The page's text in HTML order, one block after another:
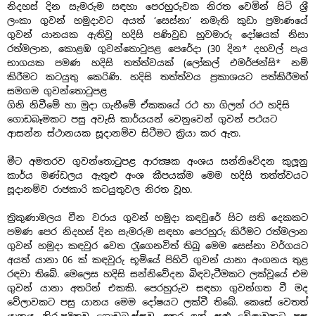
නිදහස් දින සැමරුම සඳහා පෙරහුරුවක නිරත වෙමින් සිටි ශ‍්‍රී
ලංකා ගුවන් හමුදාවට අයත් ‘සෙස්නා’ නමැති කුඩා ප‍්‍රමාණයේ
ගුවන් යානයක ඇතිවූ හදිසි පණිවුඩ හුවමාරු දෝෂයක් නිසා
රත්මලාන, කොළඹ ගුවන්තොටුපළ පෙරේදා (30 දින* දහවල් පැය
භාගයක පමණ හදිසි තත්ත්වයක් (ලෝකල් එමර්ජන්සි* නම්
කිරීමට කටයුතු කෙරිණි. හදිසි තත්ත්වය ප‍්‍රකාශයට පත්කිරීමත්
සමගම ගුවන්තොටුපළ
ගිනි නිවීමේ හා මුදා ගැනීමේ ඒකකයේ රථ හා ගිලන් රථ හදිසි
ගොඩබෑමකට පසු අවැසි කාර්යයන් වෙනුවෙන් ගුවන් පථයට
ආසන්න ස්ථානයක සූදානම්ව සිටීමට ක‍්‍රියා කර ඇත.
මීට අමතරව ගුවන්තොටුපළ ආරක්‍ෂක අංශය සන්නිවේදන කුලූනු
කාර්ය මණ්ඩලය ඇතුළු අංශ කීපයක්ම මෙම හදිසි තත්ත්වයට
සූදානම්ව රාජකාරි කටයුතුවල නිරත වූහ.
ත‍්‍රිකුණාමලය චීන වරාය ගුවන් හමුදා කඳවුරේ සිට සති දෙකකට
පමණ පෙර නිදහස් දින සැමරුම සඳහා පෙරහුරු කිරීමට රත්මලාන
ගුවන් හමුදා කඳවුර වෙත රැුගෙනවිත් තිබූ මෙම සෙස්නා වර්ගයට
අයත් යානා 06 ක් කඳවුරු භූමියේ පිහිටි ගුවන් යානා අංගනය තුළ
රඳවා තිබේ. මෙලෙස හදිසි සන්නිවේදන බිඳවැටීමකට ලක්වූයේ එම
ගුවන් යානා අතරින් එකකි. පෙරහුරුව සඳහා ගුවන්ගත වී මද
වේලාවකට පසු යානය මෙම දෝෂයට ලක්වී තිබේ. කෙසේ වෙතත්